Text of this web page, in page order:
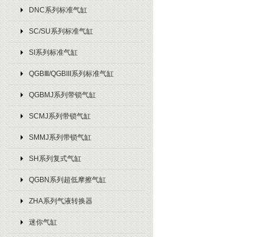
DNC系列标准气缸
SC/SU系列标准气缸
SI系列标准气缸
QGBⅢ/QGBIII系列标准气缸
QGBMJ系列带锁气缸
SCMJ系列带锁气缸
SMMJ系列带锁气缸
SH系列复式气缸
QGBN系列超低摩擦气缸
ZHA系列气液转换器
迷你气缸